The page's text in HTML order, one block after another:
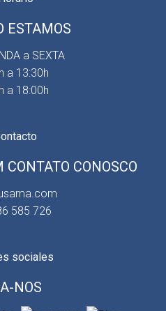
ESTAMOS
a SEXTA
a 13:30h
a 18:00h
CONOSCO
585 726
NOS